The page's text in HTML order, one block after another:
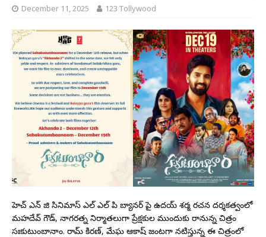
December 11, 2025 123 Tollywood
హెచ్ ఎన్ జి సినిమాస్ ఎల్ ఎల్ పి బ్యానర్ పై ఉదయ్ శర్మ రచన దర్శకత్వంలో
మహదేవ్ గౌడ్, నాగరత్న నిర్మాతలుగా ప్రేక్షకుల ముందుకు రానున్న చిత్రం
సఃకుటుంబానాం. రామ్ కిరణ్, మేఘ ఆకాష్ జంటగా నటిస్తున్న ఈ చిత్రంలో